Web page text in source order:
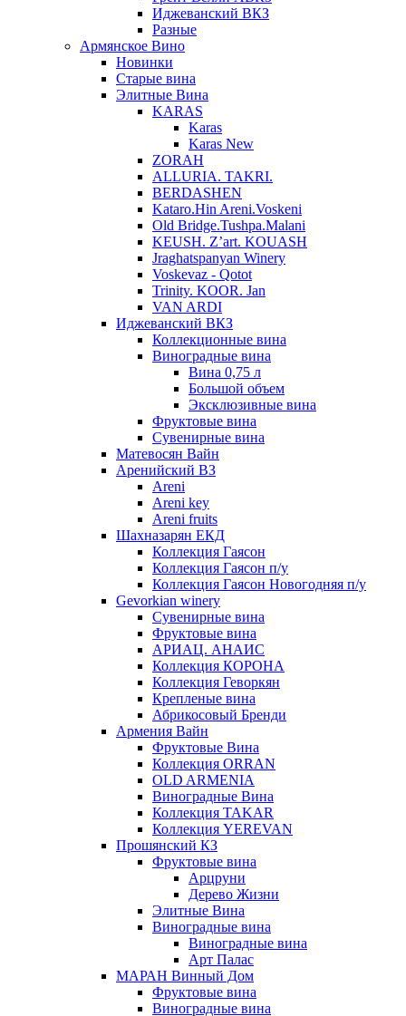
Иджеванский ВКЗ
Разные
Армянское Вино
Новинки
Старые вина
Элитные Вина
KARAS
Karas
Karas New
ZORAH
ALLURIA. TAKRI.
BERDASHEN
Kataro.Hin Areni.Voskeni
Old Bridge.Tushpa.Malani
KEUSH. Z’art. KOUASH
Jraghatspanyan Winery
Voskevaz - Qotot
Trinity. KOOR. Jan
VAN ARDI
Иджеванский ВКЗ
Коллекционные вина
Виноградные вина
Вина 0,75 л
Большой объем
Эксклюзивные вина
Фруктовые вина
Cувенирные вина
Матевосян Вайн
Аренийский ВЗ
Areni
Areni key
Areni fruits
Шахназарян ЕКД
Коллекция Гаясон
Коллекция Гаясон п/у
Коллекция Гаясон Новогодняя п/у
Gevorkian winery
Сувенирные вина
Фруктовые вина
АРИАЦ. АНАИС
Коллекция КОРОНА
Коллекция Геворкян
Крепленые вина
Абрикосовый Бренди
Армения Вайн
Фруктовые Вина
Коллекция ORRAN
OLD ARMENIA
Виноградные Вина
Коллекция TAKAR
Коллекция YEREVAN
Прошянский КЗ
Фруктовые вина
Арцруни
Дерево Жизни
Элитные Вина
Виноградные вина
Виноградные вина
Арт Палас
МАРАН Винный Дом
Фруктовые вина
Виноградные вина